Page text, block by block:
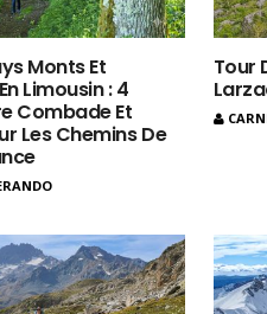
Monts Et
Limousin : 4
Combade Et
Les Chemins De
Tour